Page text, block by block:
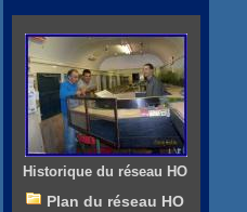
Historique du réseau HO
Plan du réseau HO